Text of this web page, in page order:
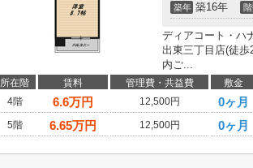
築年 築16年
ディアコート・ハ
出東三丁目店(徒
内ご...
所在階 賃料 管理費・共益費 敷金
4階
6.6万円 12,500円 0ヶ月
5階
6.65万円 12,500円 0ヶ月